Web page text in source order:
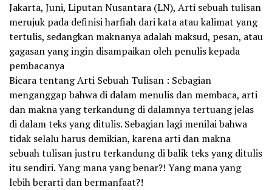
Jakarta, Juni, Liputan Nusantara (LN), Arti sebuah tulisan
merujuk pada definisi harfiah dari kata atau kalimat yang
tertulis, sedangkan maknanya adalah maksud, pesan, atau
gagasan yang ingin disampaikan oleh penulis kepada
pembacanya
Bicara tentang Arti Sebuah Tulisan : Sebagian
menganggap bahwa di dalam menulis dan membaca, arti
dan makna yang terkandung di dalamnya tertuang jelas
di dalam teks yang ditulis. Sebagian lagi menilai bahwa
tidak selalu harus demikian, karena arti dan makna
sebuah tulisan justru terkandung di balik teks yang ditulis
itu sendiri. Yang mana yang benar?! Yang mana yang
lebih berarti dan bermanfaat?!